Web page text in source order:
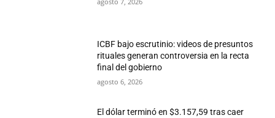
ICBF bajo escrutinio: videos de presuntos
rituales generan controversia en la recta
final del gobierno
agosto 6, 2026
El dólar terminó en $3.157,59 tras caer